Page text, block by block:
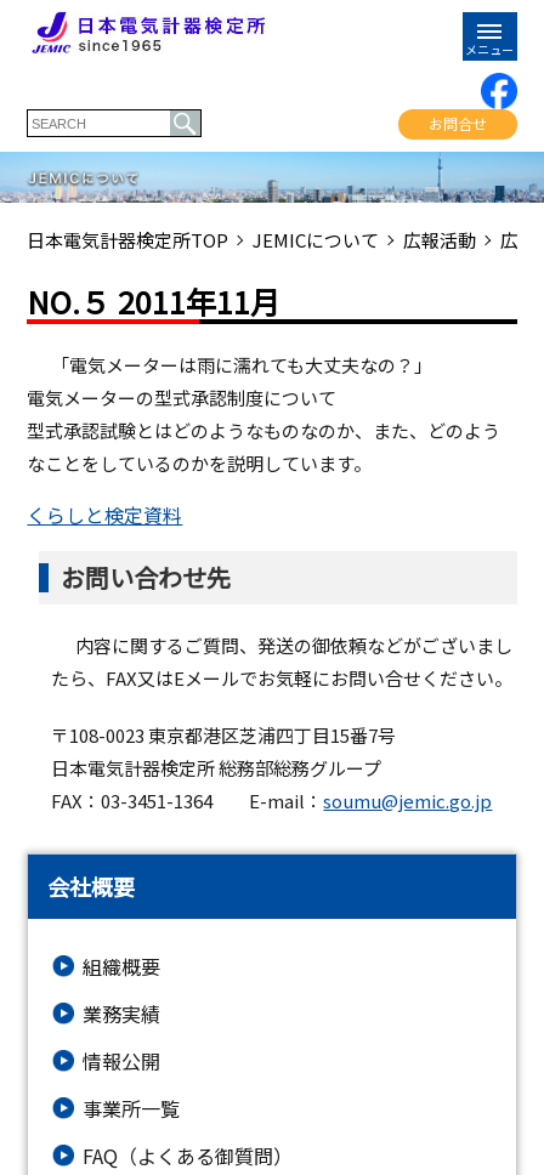
お問合せ
日本電気計器検定所TOP JEMICについて 広報活動 広報
NO.５ 2011年11月
「電気メーターは雨に濡れても大丈夫なの？」
電気メーターの型式承認制度について
型式承認試験とはどのようなものなのか、また、どのよう
なことをしているのかを説明しています。
くらしと検定資料
お問い合わせ先
内容に関するご質問、発送の御依頼などがございまし
たら、FAX又はEメールでお気軽にお問い合せください。
〒108-0023 東京都港区芝浦四丁目15番7号
日本電気計器検定所 総務部総務グループ
FAX：03-3451-1364 E-mail：soumu@jemic.go.jp
会社概要
組織概要
業務実績
情報公開
事業所一覧
FAQ（よくある御質問）